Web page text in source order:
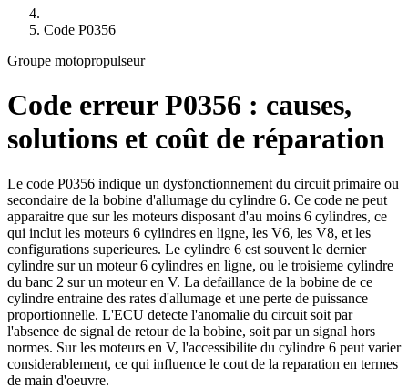
Code P0356
Groupe motopropulseur
Code erreurP0356 : causes,
solutions et coût de réparation
Le code P0356 indique un dysfonctionnement du circuit primaire ou
secondaire de la bobine d'allumage du cylindre 6. Ce code ne peut
apparaitre que sur les moteurs disposant d'au moins 6 cylindres, ce
qui inclut les moteurs 6 cylindres en ligne, les V6, les V8, et les
configurations superieures. Le cylindre 6 est souvent le dernier
cylindre sur un moteur 6 cylindres en ligne, ou le troisieme cylindre
du banc 2 sur un moteur en V. La defaillance de la bobine de ce
cylindre entraine des rates d'allumage et une perte de puissance
proportionnelle. L'ECU detecte l'anomalie du circuit soit par
l'absence de signal de retour de la bobine, soit par un signal hors
normes. Sur les moteurs en V, l'accessibilite du cylindre 6 peut varier
considerablement, ce qui influence le cout de la reparation en termes
de main d'oeuvre.